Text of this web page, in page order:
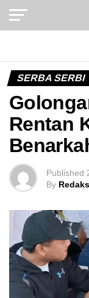
SERBA SERBI
Rentan
Published
By